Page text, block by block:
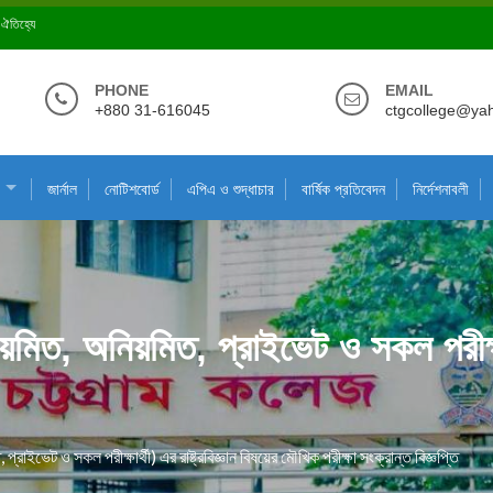
ঐতিহ্যে
PHONE
+880 31-616045
EMAIL
জার্নাল নোটিশবোর্ড এপিএ ও শুদ্ধাচার বার্ষিক প্রতিবেদন নির্দেশনাবলী
অনিয়মিত, প্রাইভেট ও সকল
ও সকল পরীক্ষার্থী) এর রাষ্ট্রবিজ্ঞান বিষয়ের মৌখিক পরীক্ষা সংক্রান্ত বিজ্ঞপ্তি